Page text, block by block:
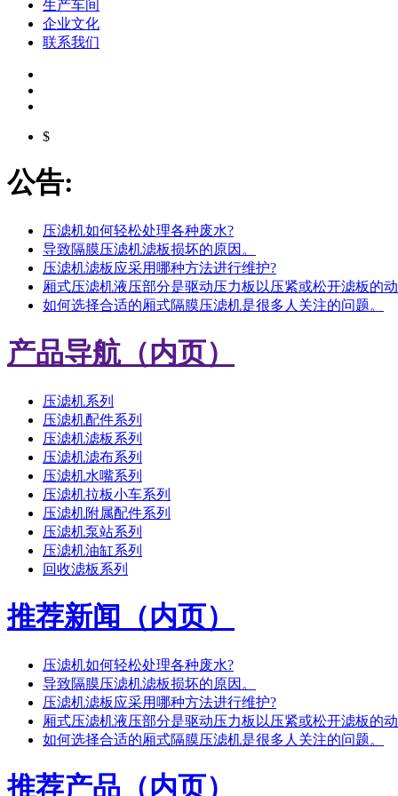
生产车间
企业文化
联系我们
$
公告:
压滤机如何轻松处理各种废水?
导致隔膜压滤机滤板损坏的原因。
压滤机滤板应采用哪种方法进行维护?
厢式压滤机液压部分是驱动压力板以压紧或松开滤板的
如何选择合适的厢式隔膜压滤机是很多人关注的问题。
产品导航（内页）
压滤机系列
压滤机配件系列
压滤机滤板系列
压滤机滤布系列
压滤机水嘴系列
压滤机拉板小车系列
压滤机附属配件系列
压滤机泵站系列
压滤机油缸系列
回收滤板系列
推荐新闻（内页）
压滤机如何轻松处理各种废水?
导致隔膜压滤机滤板损坏的原因。
压滤机滤板应采用哪种方法进行维护?
厢式压滤机液压部分是驱动压力板以压紧或松开滤板的
如何选择合适的厢式隔膜压滤机是很多人关注的问题。
推荐产品（内页）